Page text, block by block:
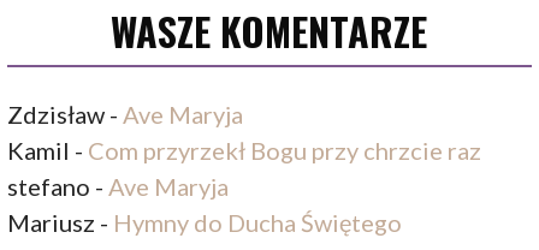
WASZE KOMENTARZE
Zdzisław - Ave Maryja
Kamil - Com przyrzekł Bogu przy chrzcie raz
stefano - Ave Maryja
Mariusz - Hymny do Ducha Świętego